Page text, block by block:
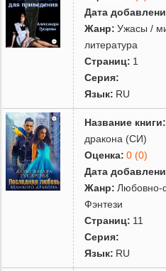
Дата
Жанр: Ужасы /
литература
Страниц: 1
Серия:
Язык: RU
Название книги:
дракона (СИ)
Оценка: 0 (0)
Дата
Жанр: Любовно-
Фэнтези
Страниц: 11
Серия:
Язык: RU